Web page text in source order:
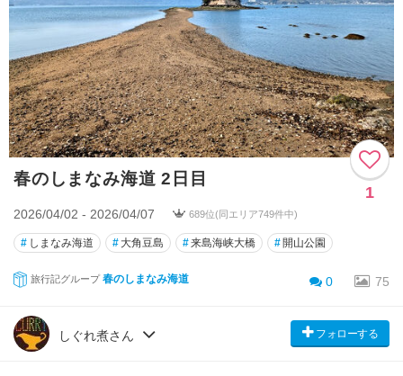
春のしまなみ海道 2日目
1
2026/04/02 - 2026/04/07 689位(同エリア749件中)
# しまなみ海道 # 大角豆島 #来島海峡大橋 # 開山公園
旅行記グループ 春のしまなみ海道 0 75
しぐれ煮さん フォローする